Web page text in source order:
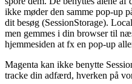
ikke møder den samme pop-up
dit besøg (SessionStorage).
men gemmes i din browser til
hjemmesiden at fx en pop-up
Magenta kan ikke benytte
tracke din adfærd, hverken på